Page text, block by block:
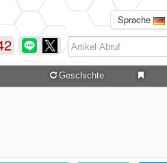
Sprache
Geschichte